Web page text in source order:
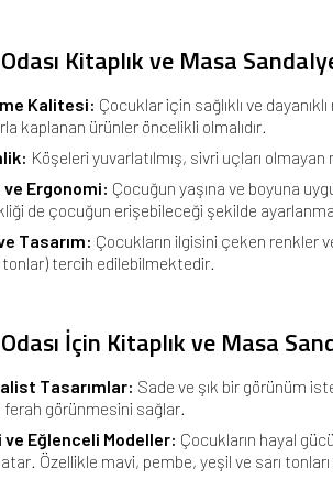
Kitaplık ve Masa
Kalitesi: Çocuklar için sağlıklı ve
kaplanan ürünler öncelikli olmalıdır.
Köşeleri yuvarlatılmış, sivri uçları
Ergonomi: Çocuğun yaşına ve boyuna
de çocuğun erişebileceği şekilde
Tasarım: Çocukların ilgisini çeken renkler
tercih edilebilmektedir.
İçin Kitaplık ve Masa
Tasarımlar: Sade ve şık bir görünüm
ferah görünmesini sağlar.
ve Eğlenceli Modeller: Çocukların hayal
Özellikle mavi, pembe, yeşil ve sarı